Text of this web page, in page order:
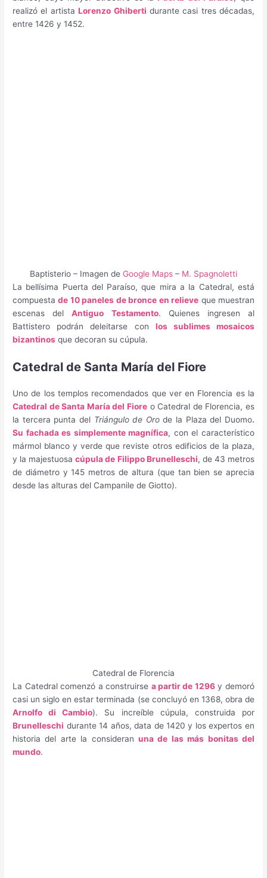
realizó el artistaLorenzo Ghiberti durante casi tres décadas,
entre 1426 y 1452.
Baptisterio – Imagen de Google Maps – M. Spagnoletti
La bellísima Puerta del Paraíso, que mira a la Catedral, está
compuestade 10 paneles de bronce en relieve que muestran
escenas delAntiguo Testamento. Quienes ingresen al
Battistero podrán deleitarse con los sublimes mosaicos
bizantinos que decoran su cúpula.
Catedral de Santa María del Fiore
Uno de los templos recomendados que ver en Florencia es la
Catedral de Santa María del Fiore o Catedral de Florencia, es
la tercera punta del Triángulo de Orode la Plaza del Duomo.
Su fachada es simplemente magnífica, con el característico
mármol blanco y verde que reviste otros edificios de la plaza,
y la majestuosacúpula de Filippo Brunelleschi, de 43 metros
de diámetro y 145 metros de altura (que tan bien se aprecia
desde las alturas del Campanile de Giotto).
Catedral de Florencia
La Catedral comenzó a construirse a partir de 1296y demoró
casi un siglo en estar terminada (se concluyó en 1368, obra de
Arnolfo di Cambio). Su increíble cúpula, construida por
Brunelleschi durante 14 años, data de 1420 y los expertos en
historia del arte la consideran una de las más bonitas del
mundo.